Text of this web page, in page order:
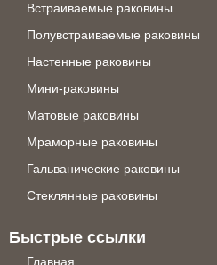
Встраиваемые раковины
Полувстраиваемые раковины
Настенные раковины
Мини-раковины
Матовые раковины
Мраморные раковины
Гальванические раковины
Стеклянные раковины
Быстрые ссылки
Главная